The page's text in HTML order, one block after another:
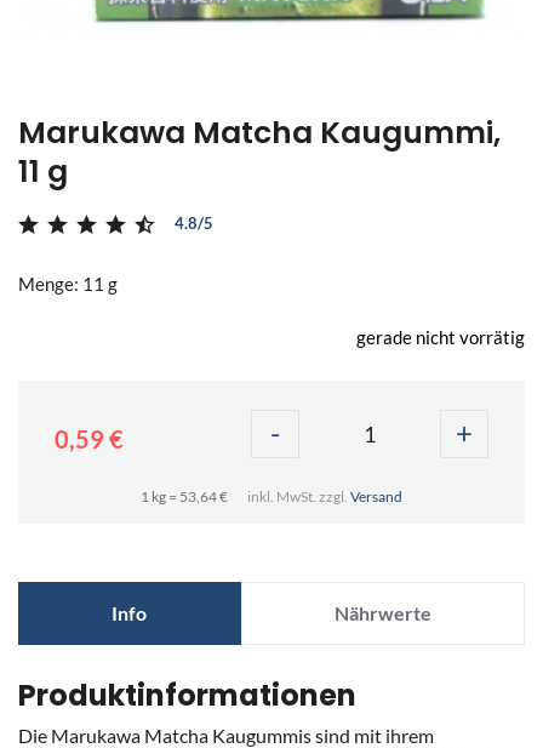
Marukawa Matcha Kaugummi,
11 g
4.8/5
Menge: 11 g
gerade nicht vorrätig
0,59 € - +
1 kg = 53,64 € inkl. MwSt. zzgl. Versand
Info Nährwerte
Produktinformationen
Die Marukawa Matcha Kaugummis sind mit ihrem